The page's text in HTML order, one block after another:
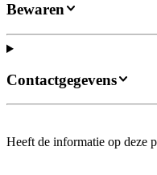
Bewaren
Contactgegevens
Heeft de informatie op deze